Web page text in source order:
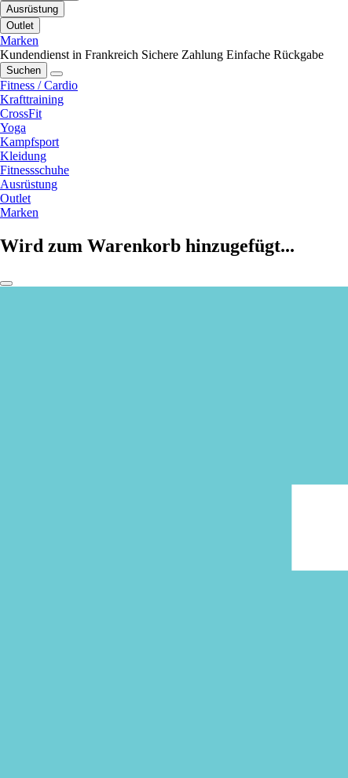
Ausrüstung
Outlet
Marken
Kundendienst in Frankreich Sichere Zahlung Einfache Rückgabe
Suchen
Fitness / Cardio
Krafttraining
CrossFit
Yoga
Kampfsport
Kleidung
Fitnessschuhe
Ausrüstung
Outlet
Marken
Wird zum Warenkorb hinzugefügt...